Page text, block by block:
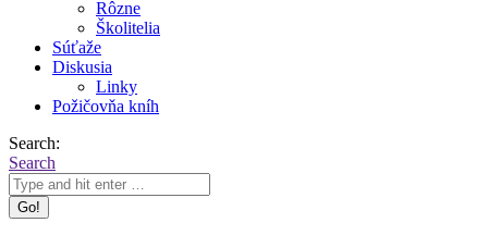
Rôzne
Školitelia
Súťaže
Diskusia
Linky
Požičovňa kníh
Search:
Search